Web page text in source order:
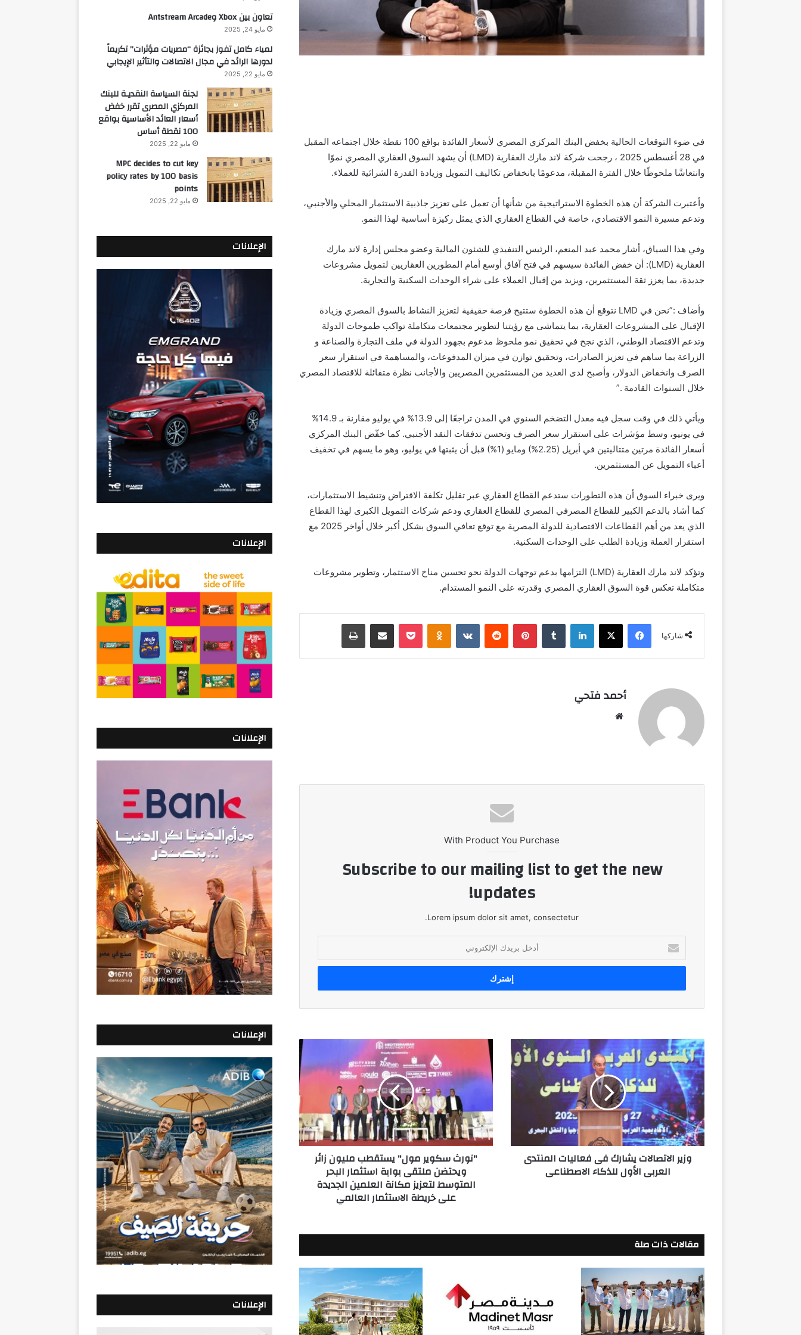
في ضوء التوقعات الحالية بخفض البنك المركزي المصري لأسعار الفائدة بواقع 100 نقطة خلال اجتماعه المقبل
في 28 أغسطس 2025 ، رجحت شركة لاند مارك العقارية (LMD) أن يشهد السوق العقاري المصري نموًا
وانتعاشًا ملحوظًا خلال الفترة المقبلة، مدعومًا بانخفاض تكاليف التمويل وزيادة القدرة الشرائية للعملاء.
وأعتبرت الشركة أن هذه الخطوة الاستراتيجية من شأنها أن تعمل على تعزيز جاذبية الاستثمار المحلي والأجنبي،
وتدعم مسيرة النمو الاقتصادي، خاصة في القطاع العقاري الذي يمثل ركيزة أساسية لهذا النمو.
وفي هذا السياق، أشار محمد عبد المنعم، الرئيس التنفيذي للشئون المالية وعضو مجلس إدارة لاند مارك
العقارية (LMD): أن خفض الفائدة سيسهم في فتح آفاق أوسع أمام المطورين العقاريين لتمويل مشروعات
جديدة، بما يعزز ثقة المستثمرين، ويزيد من إقبال العملاء على شراء الوحدات السكنية والتجارية.
وأضاف :”نحن في LMD نتوقع أن هذه الخطوة ستتيح فرصة حقيقية لتعزيز النشاط بالسوق المصري وزيادة
الإقبال على المشروعات العقارية، بما يتماشى مع رؤيتنا لتطوير مجتمعات متكاملة تواكب طموحات الدولة
وتدعم الاقتصاد الوطني، الذي نجح في تحقيق نمو ملحوظ مدعوم بجهود الدولة في ملف التجارة والصناعة و
الزراعة بما ساهم في تعزيز الصادرات، وتحقيق توازن في ميزان المدفوعات، والمساهمة في استقرار سعر
الصرف وانخفاض الدولار، وأصبح لدى العديد من المستثمرين المصريين والأجانب نظرة متفائلة للاقتصاد المصري
خلال السنوات القادمة .”
ويأتي ذلك في وقت سجل فيه معدل التضخم السنوي في المدن تراجعًا إلى 13.9% في يوليو مقارنة بـ 14.9%
في يونيو، وسط مؤشرات على استقرار سعر الصرف وتحسن تدفقات النقد الأجنبي. كما خفّض البنك المركزي
أسعار الفائدة مرتين متتاليتين في أبريل (2.25%) ومايو (1%) قبل أن يثبتها في يوليو، وهو ما يسهم في تخفيف
أعباء التمويل عن المستثمرين.
ويرى خبراء السوق أن هذه التطورات ستدعم القطاع العقاري عبر تقليل تكلفة الاقتراض وتنشيط الاستثمارات،
كما أشاد بالدعم الكبير للقطاع المصرفي المصري للقطاع العقاري ودعم شركات التمويل الكبرى لهذا القطاع
الذي يعد من أهم القطاعات الاقتصادية للدولة المصرية مع توقع تعافي السوق بشكل أكبر خلال أواخر 2025 مع
استقرار العملة وزيادة الطلب على الوحدات السكنية.
وتؤكد لاند مارك العقارية (LMD) التزامها بدعم توجهات الدولة نحو تحسين مناخ الاستثمار، وتطوير مشروعات
متكاملة تعكس قوة السوق العقاري المصري وقدرته على النمو المستدام.
شاركها
فيسبوك ‫X لينكدإن بينتيريست Odnoklassniki
‫Pocket مشاركة عبر البريد طباعة
أحمد فتحي
With Product You Purchase
Subscribe to our mailing list to get the new
updates!
Lorem ipsum dolor sit amet, consectetur.
بريدك
الإلكتروني
وزير
الاتصالات
يشارك
فى
فعاليات
المنتدى
العربى
الأول
للذكاء
الاصطناعى
وزير الاتصالات يشارك فى فعاليات المنتدى
العربى الأول للذكاء الاصطناعى
"نورث
سكوير
مول"
يستقطب
ويحتضن
ملتقى
بوابة
استثمار
المتوسط
خريطة
"نورث سكوير مول" يستقطب مليون زائر
ويحتضن ملتقى بوابة استثمار البحر
المتوسط لتعزيز مكانة العلمين الجديدة
على خريطة الاستثمار العالمي
مقالات ذات صلة
تعاون بين Xbox وAntstream Arcade
مايو 24, 2025
لمياء كامل تفوز بجائزة “مصريات مؤثرات” تكريماً
لدورها الرائد في مجال الاتصالات والتأثير الإيجابي
مايو 22, 2025
لجنة السياسة النقديـة للبنك
المركزي المصرى تقرر خفض
أسعار العائد الأساسية بواقع
100 نقطة أساس
مايو 22, 2025
MPC decides to cut key
policy rates by 100 basis
points
مايو 22, 2025
الإعلانات
الإعلانات
الإعلانات
الإعلانات
الإعلانات